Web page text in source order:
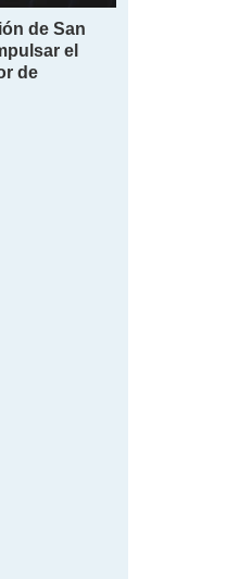
de San
el
de